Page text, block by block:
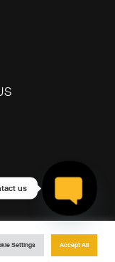
Settings Accept All
us
Open